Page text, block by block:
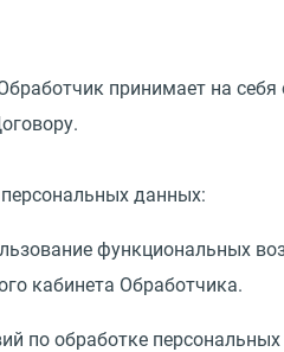
принимает на
данных:
функциональных
кабинета Обработчика.
по обработке